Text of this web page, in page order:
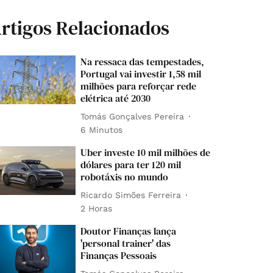
Relacionados
Na ressaca das tempestades,
Portugal vai investir 1,58 mil
milhões para reforçar rede
elétrica até 2030
Tomás Gonçalves Pereira
6 Minutos
Uber investe 10 mil milhões de
dólares para ter 120 mil
robotáxis no mundo
Ricardo Simões Ferreira
2 Horas
Doutor Finanças lança
'personal trainer' das
Finanças Pessoais